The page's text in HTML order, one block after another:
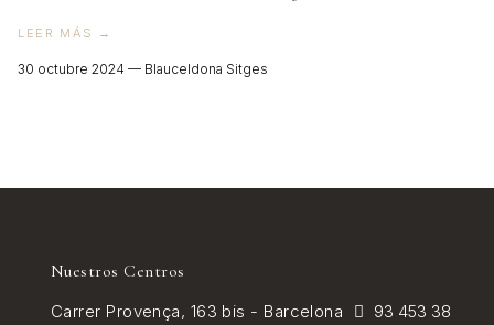
VER TODOS
LEER MÁS →
30 octubre 2024 — Blauceldona Sitges
Nuestros Centros
Carrer Provença, 163 bis - Barcelona
93 453 38